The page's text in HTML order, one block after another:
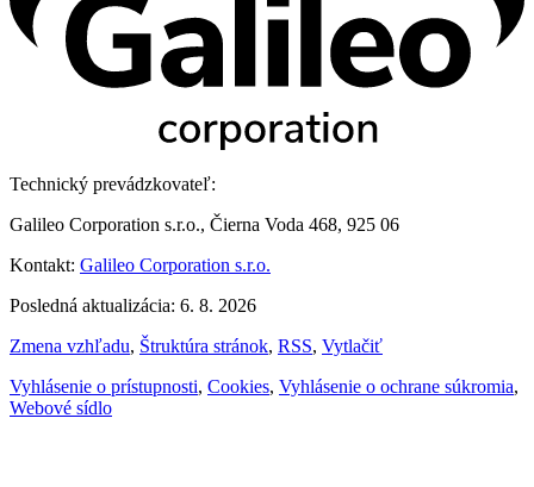
Technický prevádzkovateľ:
Galileo Corporation s.r.o., Čierna Voda 468, 925 06
Kontakt: Galileo Corporation s.r.o.
Posledná aktualizácia: 6. 8. 2026
Zmena vzhľadu, Štruktúra stránok, RSS, Vytlačiť
Vyhlásenie o prístupnosti, Cookies, Vyhlásenie o ochrane súkromia,
Webové sídlo